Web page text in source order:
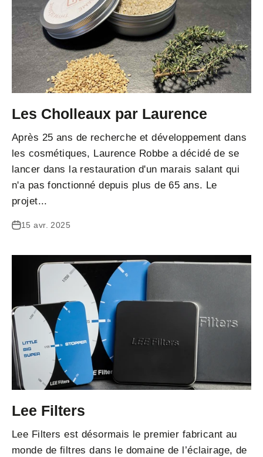
Les Cholleaux par Laurence
Après 25 ans de recherche et développement dans
les cosmétiques, Laurence Robbe a décidé de se
lancer dans la restauration d'un marais salant qui
n'a pas fonctionné depuis plus de 65 ans. Le
projet...
15 avr. 2025
Lee Filters
Lee Filters est désormais le premier fabricant au
monde de filtres dans le domaine de l’éclairage, de